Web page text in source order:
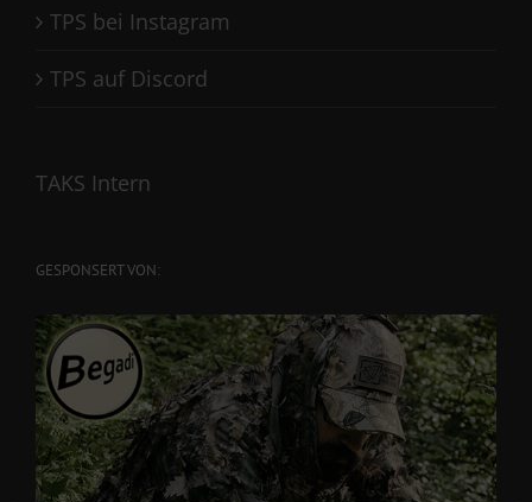
TPS bei Instagram
TPS auf Discord
TAKS Intern
GESPONSERT VON: